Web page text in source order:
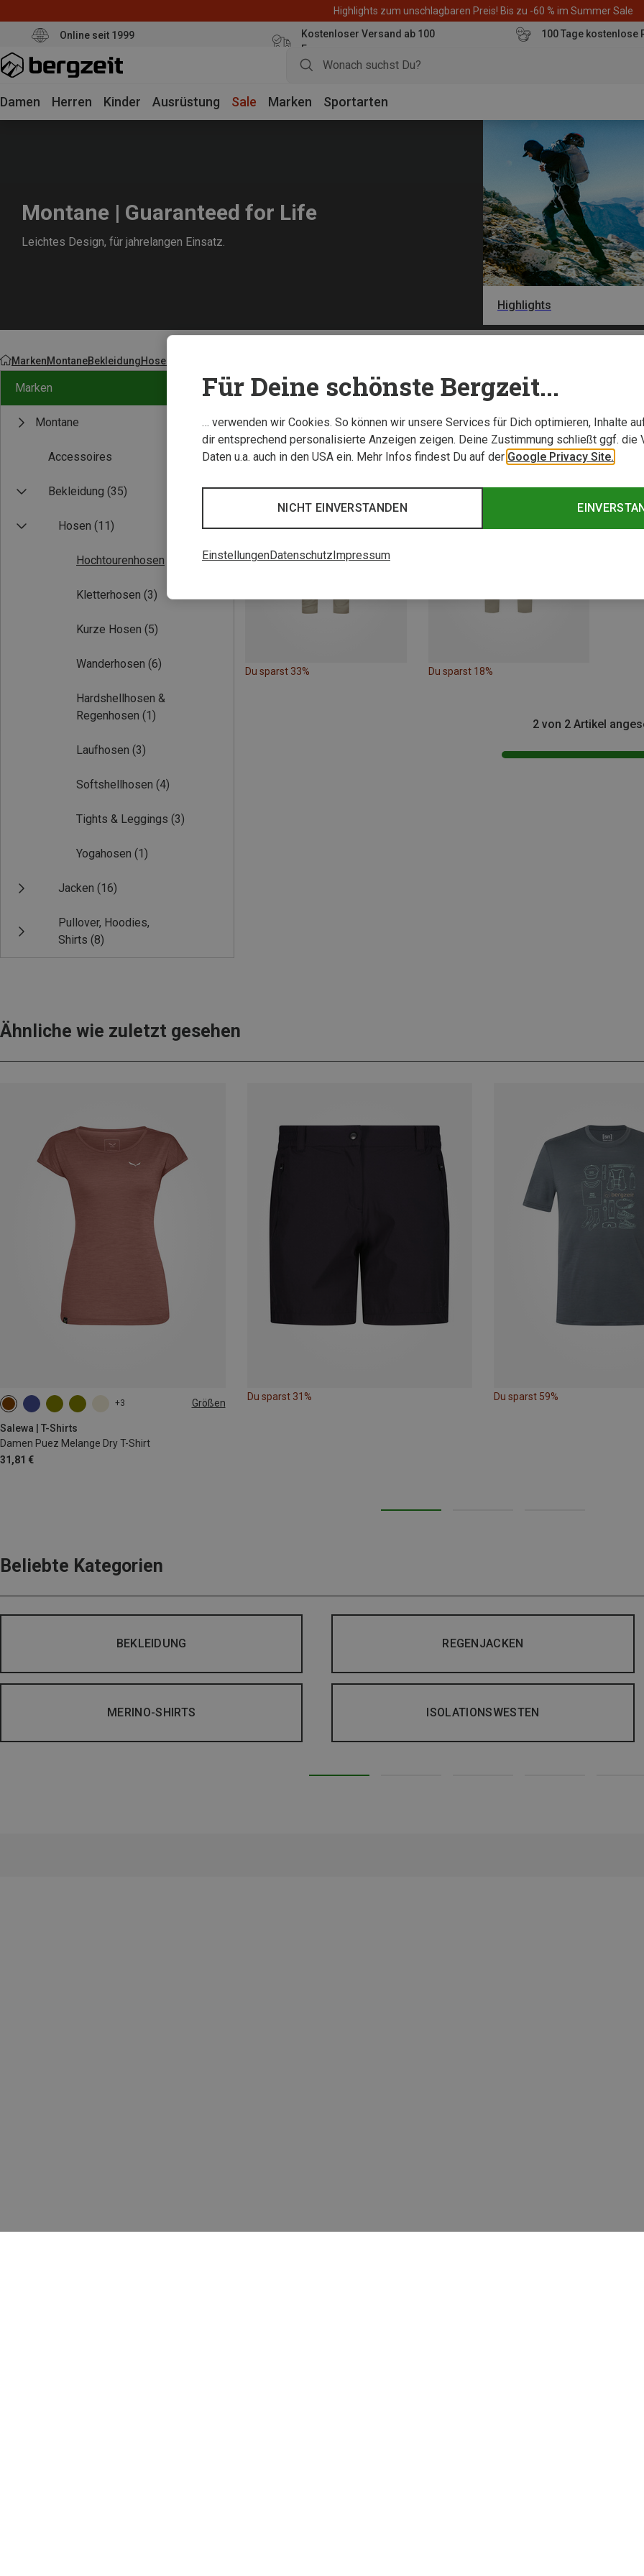
Highlights zum unschlagbaren Preis! Bis zu -60 % im Summer Sale
Online seit 1999
Kostenloser Versand ab 100
Euro
100 Tage kostenlose
Damen Herren Kinder Ausrüstung Sale Marken Sportarten
Montane | Guaranteed for Life
Leichtes Design, für jahrelangen Einsatz.
Highlights
MarkenMontaneBekleidungHosen
Marken
Montane
Accessoires
Bekleidung (35)
Hosen (11)
Hochtourenhosen
Kletterhosen (3)
Kurze Hosen (5)
Wanderhosen (6)
Hardshellhosen &
Regenhosen (1)
Laufhosen (3)
Softshellhosen (4)
Tights & Leggings (3)
Yogahosen (1)
Jacken (16)
Pullover, Hoodies,
Shirts (8)
Du sparst 33% Du sparst 18%
2 von 2 Artikel
Ähnliche wie zuletzt gesehen
+3 Größen
Salewa | T-Shirts
Damen Puez Melange Dry T-Shirt
31,81 €
XS S M XL
Du sparst 31% Du sparst 59%
Beliebte Kategorien
BEKLEIDUNG REGENJACKEN
MERINO-SHIRTS ISOLATIONSWESTEN
Für Deine schönste Bergzeit...
… verwenden wir Cookies. So können wir unsere Services für Dich optimieren, Inhalte
dir entsprechend personalisierte Anzeigen zeigen. Deine Zustimmung schließt ggf. die
Daten u.a. auch in den USA ein. Mehr Infos findest Du auf der Google Privacy Site.
NICHT EINVERSTANDEN
EinstellungenDatenschutzImpressum